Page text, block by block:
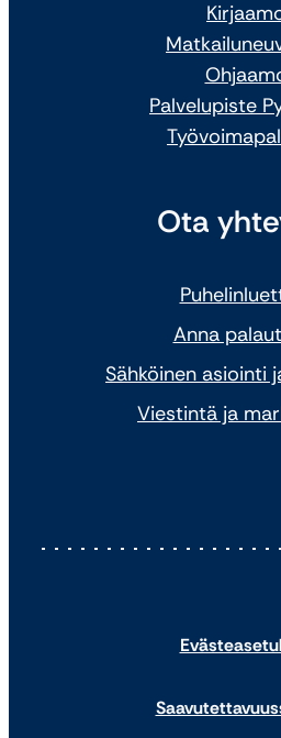
Palvelupiste
Ota
Anna
Sähköinen asiointi
Viestintä ja